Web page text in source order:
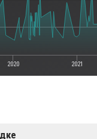
2020 2021